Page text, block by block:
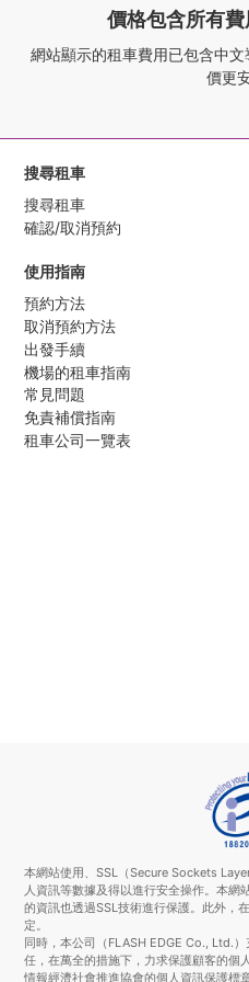
價格包含所有
網站顯示的租車費用已包含中文
價更
搜尋租車
搜尋租車
確認/取消預約
使用指南
預約方法
取消預約方法
出發手續
機場的租車指南
常見問題
免責補償指南
租車公司一覽表
本網站使用、SSL（Secure Sockets
人資訊等數據及得以進行安全操作。本網
的資訊也透過SSL技術進行保護。此外，
定。
同時，本公司（FLASH EDGE Co., Ltd.
任，在萬全的措施下，力求保護顧客的個
情報經濟社會推進協會的個人資訊保護標